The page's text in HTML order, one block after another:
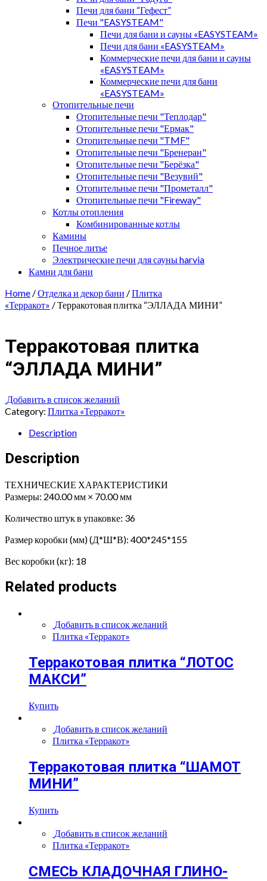
Печи для бани “Гефест”
Печи "EASYSTEAM"
Печи для бани и сауны «EASYSTEAM»
Печи для бани «EASYSTEAM»
Коммерческие печи для бани и сауны
«EASYSTEAM»
Коммерческие печи для бани
«EASYSTEAM»
Отопительные печи
Отопительные печи "Теплодар"
Отопительные печи "Ермак"
Отопительные печи "TMF"
Отопительные печи "Бренеран"
Отопительные печи "Берёзка"
Отопительные печи "Везувий"
Отопительные печи "Прометалл"
Отопительные печи "Fireway"
Котлы отопления
Комбинированные котлы
Камины
Печное литье
Электрические печи для сауны harvia
Камни для бани
Home /Отделка и декор бани /Плитка
«Терракот» / Терракотовая плитка “ЭЛЛАДА МИНИ”
Терракотовая плитка
“ЭЛЛАДА МИНИ”
Добавить в список желаний
Category: Плитка «Терракот»
Description
Description
ТЕХНИЧЕСКИЕ ХАРАКТЕРИСТИКИ
Размеры: 240.00 мм × 70.00 мм
Количество штук в упаковке: 36
Размер коробки (мм) (Д*Ш*В): 400*245*155
Вес коробки (кг): 18
Related products
Добавить в список желаний
Плитка «Терракот»
Терракотовая плитка “ЛОТОС
МАКСИ”
Купить
Добавить в список желаний
Плитка «Терракот»
Терракотовая плитка “ШАМОТ
МИНИ”
Купить
Добавить в список желаний
Плитка «Терракот»
СМЕСЬ КЛАДОЧНАЯ ГЛИНО-